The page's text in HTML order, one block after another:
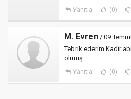
Yanıtla (0)
M. Evren / 09
Tebrik ederim Kadîr
olmuş.
Yanıtla (0)